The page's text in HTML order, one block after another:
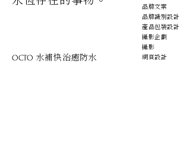
OCTO 水補快治癒防水
​品牌文案
品牌識別設計
產品包裝設計
攝影企劃
​攝影
網頁設計